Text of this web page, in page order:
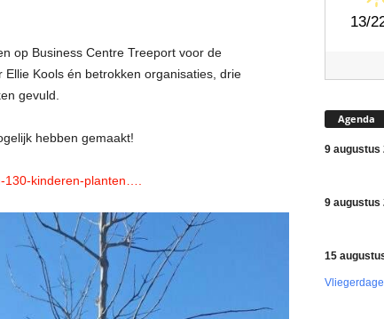
op Business Centre Treeport voor de
Kools én betrokken organisaties, drie
gevuld.
hebben gemaakt!
kinderen-planten….
13/
Agenda
9 augustus
9 augustus
15